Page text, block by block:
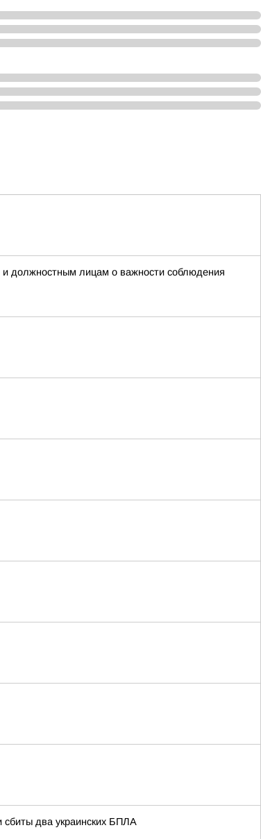
и должностным лицам о важности соблюдения
два украинских БПЛА